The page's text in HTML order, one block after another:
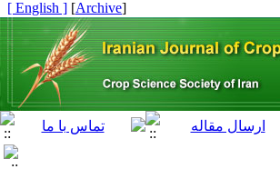
[
Archive
]
[ English ]